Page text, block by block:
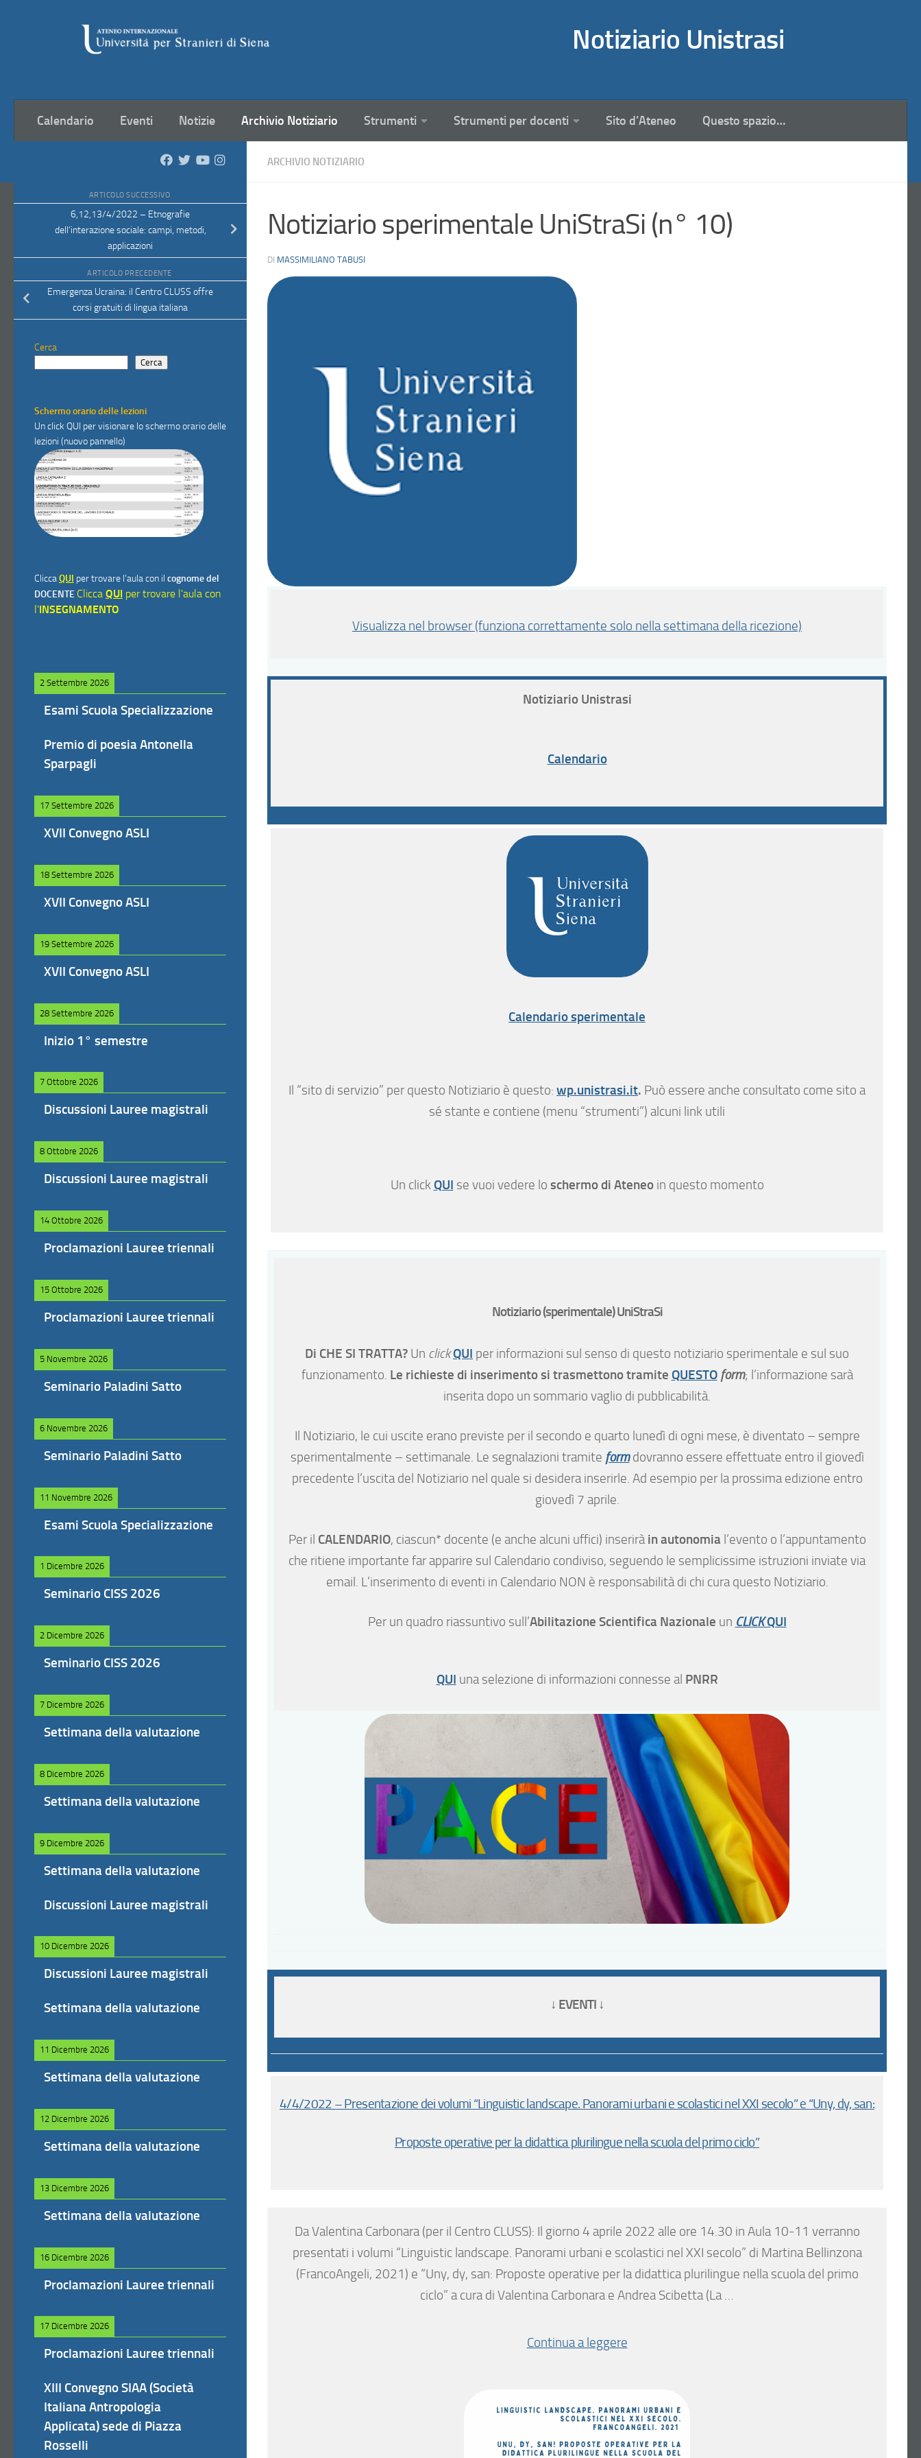
Notiziario Unistrasi
Calendario Eventi Notizie Archivio Notiziario Strumenti Strumenti per docenti Sito d’Ateneo Questo spazio…
ARCHIVIO NOTIZIARIO
Notiziario sperimentale UniStraSi (n° 10)
DI MASSIMILIANO TABUSI
Visualizza nel browser (funziona correttamente solo nella settimana della ricezione)
Notiziario Unistrasi
Calendario
Calendario sperimentale
Il “sito di servizio” per questo Notiziario è questo: wp.unistrasi.it. Può essere anche consultato come sito a
sé stante e contiene (menu “strumenti”) alcuni link utili
Un click QUI se vuoi vedere lo schermo di Ateneoin questo momento
Notiziario (sperimentale) UniStraSi
Di CHE SI TRATTA? Un clickQUI per informazioni sul senso di questo notiziario sperimentale e sul suo
funzionamento. Le richieste di inserimento si trasmettono tramite QUESTO form; l’informazione sarà
inserita dopo un sommario vaglio di pubblicabilità.
Il Notiziario, le cui uscite erano previste per il secondo e quarto lunedì di ogni mese, è diventato – sempre
sperimentalmente – settimanale. Le segnalazioni tramite form dovranno essere effettuate entro il giovedì
precedente l’uscita del Notiziario nel quale si desidera inserirle. Ad esempio per la prossima edizione entro
giovedì 7 aprile.
Per il CALENDARIO, ciascun* docente (e anche alcuni uffici) inserirà in autonomia l’evento o l’appuntamento
che ritiene importante far apparire sul Calendario condiviso, seguendo le semplicissime istruzioni inviate via
email. L’inserimento di eventi in Calendario NON è responsabilità di chi cura questo Notiziario.
Per un quadro riassuntivo sull’Abilitazione Scientifica Nazionale un CLICKQUI
QUI una selezione di informazioni connesse al PNRR
↓ EVENTI ↓
4/4/2022 – Presentazione dei volumi “Linguistic landscape. Panorami urbani e scolastici nel XXI secolo” e “Uny, dy, san:
Proposte operative per la didattica plurilingue nella scuola del primo ciclo”
Da Valentina Carbonara (per il Centro CLUSS): Il giorno 4 aprile 2022 alle ore 14.30 in Aula 10-11 verranno
presentati i volumi “Linguistic landscape. Panorami urbani e scolastici nel XXI secolo” di Martina Bellinzona
(FrancoAngeli, 2021) e “Uny, dy, san: Proposte operative per la didattica plurilingue nella scuola del primo
ciclo” a cura di Valentina Carbonara e Andrea Scibetta (La …
Continua a leggere
ARTICOLO SUCCESSIVO
6,12,13/4/2022 – Etnografie
dell’interazione sociale: campi, metodi,
applicazioni
ARTICOLO PRECEDENTE
Emergenza Ucraina: il Centro CLUSS offre
corsi gratuiti di lingua italiana
Cerca
Cerca
Schermo orario delle lezioni
Un click QUI per visionare lo schermo orario delle
lezioni (nuovo pannello)
CliccaQUI per trovare l'aula con il cognome del
DOCENTE Clicca QUI per trovare l'aula con
l'INSEGNAMENTO
2 Settembre 2026
Esami Scuola Specializzazione
Premio di poesia Antonella
Sparpagli
17 Settembre 2026
XVII Convegno ASLI
18 Settembre 2026
XVII Convegno ASLI
19 Settembre 2026
XVII Convegno ASLI
28 Settembre 2026
Inizio 1° semestre
7 Ottobre 2026
Discussioni Lauree magistrali
8 Ottobre 2026
Discussioni Lauree magistrali
14 Ottobre 2026
Proclamazioni Lauree triennali
15 Ottobre 2026
Proclamazioni Lauree triennali
5 Novembre 2026
Seminario Paladini Satto
6 Novembre 2026
Seminario Paladini Satto
11 Novembre 2026
Esami Scuola Specializzazione
1 Dicembre 2026
Seminario CISS 2026
2 Dicembre 2026
Seminario CISS 2026
7 Dicembre 2026
Settimana della valutazione
8 Dicembre 2026
Settimana della valutazione
9 Dicembre 2026
Settimana della valutazione
Discussioni Lauree magistrali
10 Dicembre 2026
Discussioni Lauree magistrali
Settimana della valutazione
11 Dicembre 2026
Settimana della valutazione
12 Dicembre 2026
Settimana della valutazione
13 Dicembre 2026
Settimana della valutazione
16 Dicembre 2026
Proclamazioni Lauree triennali
17 Dicembre 2026
Proclamazioni Lauree triennali
XIII Convegno SIAA (Società
Italiana Antropologia
Applicata) sede di Piazza
Rosselli